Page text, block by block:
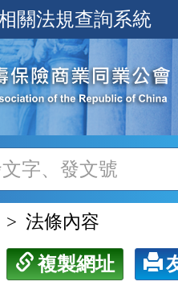
關法規查詢系統
法條內容
複製網址